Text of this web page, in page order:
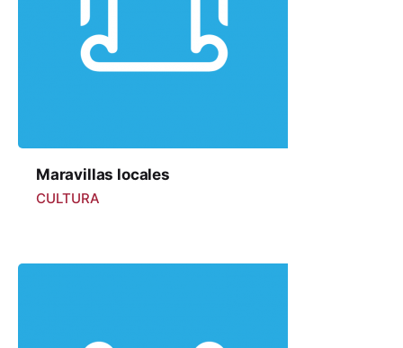
Maravillas locales
CULTURA